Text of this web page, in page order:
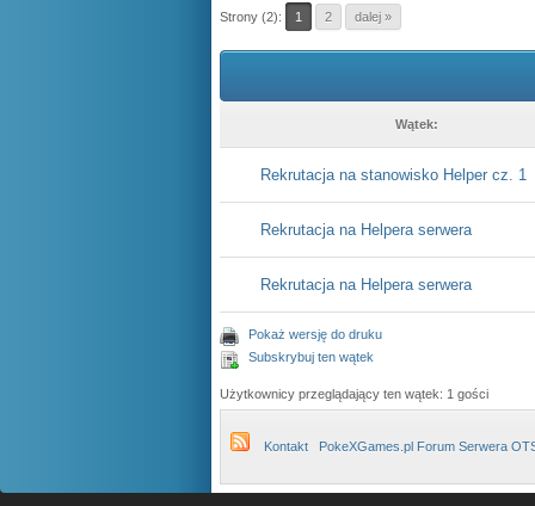
Strony (2): 1 2 dalej »
Wątek:
Rekrutacja na stanowisko Helper cz. 1
Rekrutacja na Helpera serwera
Rekrutacja na Helpera serwera
Pokaż wersję do druku
Subskrybuj ten wątek
Użytkownicy przeglądający ten wątek: 1 gości
Kontakt PokeXGames.pl Forum Serwera